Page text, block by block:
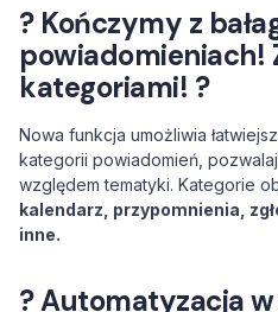
? Kończymy z
powiadomieniach!
kategoriami! ?
Nowa funkcja umożliwia
kategorii powiadomień,
względem tematyki. Kategorie
kalendarz, przypomnienia,
inne.
? Automatyzacja